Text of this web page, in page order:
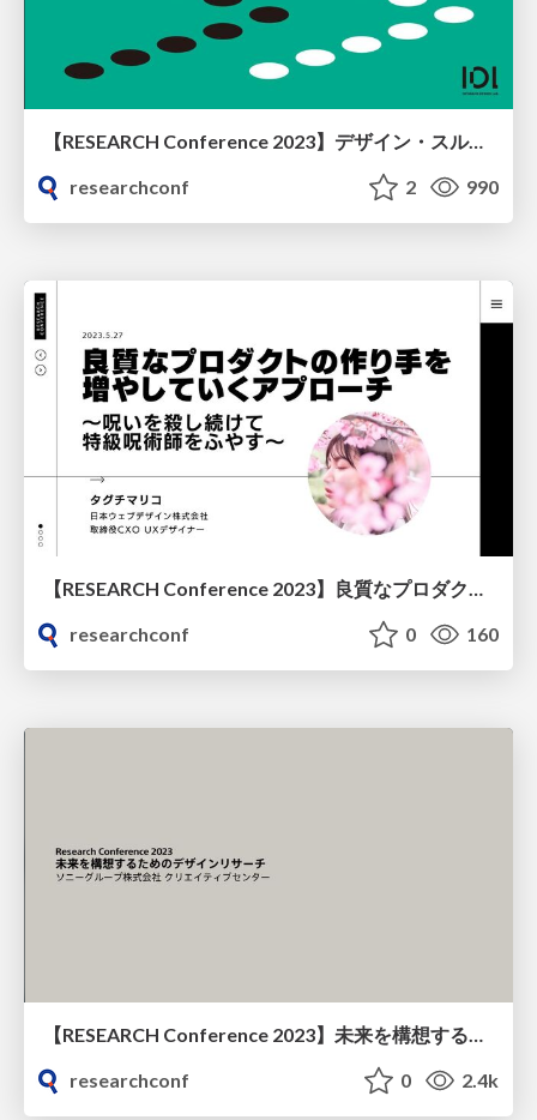
【RESEARCH Conference 2023】デザイン・スルー・メディア～企業がメディアを持つ意味を「価値創造のベース」にリフレーミングする～
researchconf
2 990
researchconf
0 160
【RESEARCH Conference 2023】未来を構想するためのデザインリサーチ
researchconf
0 2.4k